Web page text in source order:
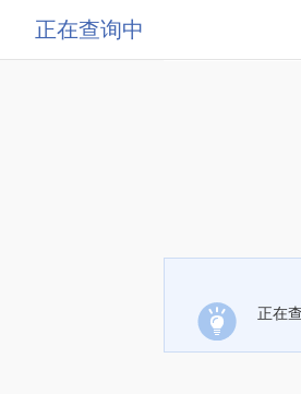
正在查询中
正在